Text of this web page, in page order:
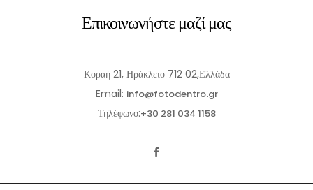
Επικοινωνήστε μαζί μας
Κοραή 21, Ηράκλειο 712 02,Ελλάδα
Email: info@fotodentro.gr
Τηλέφωνο:+30 281 034 1158